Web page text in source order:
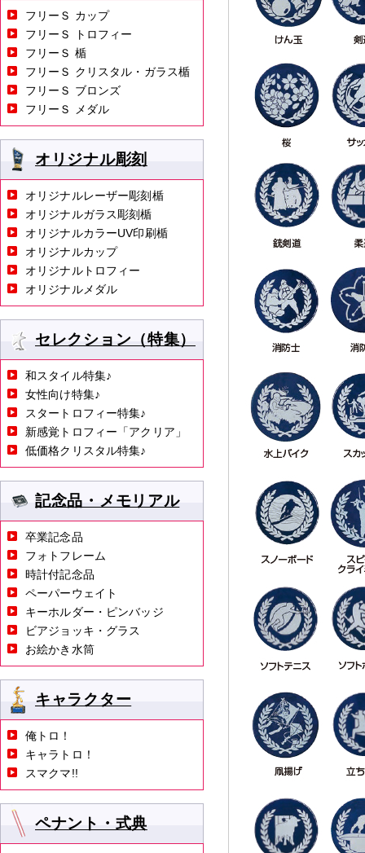
フリーＳ カップ
フリーＳ トロフィー
フリーＳ 楯
フリーＳ クリスタル・ガラス楯
フリーＳ ブロンズ
フリーＳ メダル
オリジナル彫刻
オリジナルレーザー彫刻楯
オリジナルガラス彫刻楯
オリジナルカラーUV印刷楯
オリジナルカップ
オリジナルトロフィー
オリジナルメダル
セレクション（特集）
和スタイル特集♪
女性向け特集♪
スタートロフィー特集♪
新感覚トロフィー「アクリア」
低価格クリスタル特集♪
記念品・メモリアル
卒業記念品
フォトフレーム
時計付記念品
ペーパーウェイト
キーホルダー・ピンバッジ
ビアジョッキ・グラス
お絵かき水筒
キャラクター
俺トロ！
キャラトロ！
スマクマ!!
ペナント・式典